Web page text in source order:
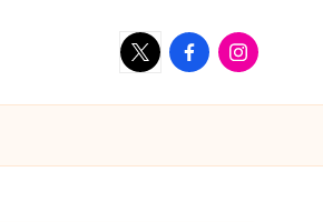
X FacebookInstagram